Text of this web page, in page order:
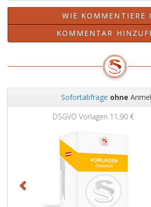
WIE KOMMENTIERE
KOMMENTAR
Sofortabfrage ohne
Grundbuchauszug
Zurück